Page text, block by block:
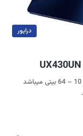
درایور
.تمامی درایور های این بخش مخصوص ویندوز 10 – 64 بیتی میباشد